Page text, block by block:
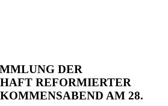
DER
REFORMIERTER
AM 28.